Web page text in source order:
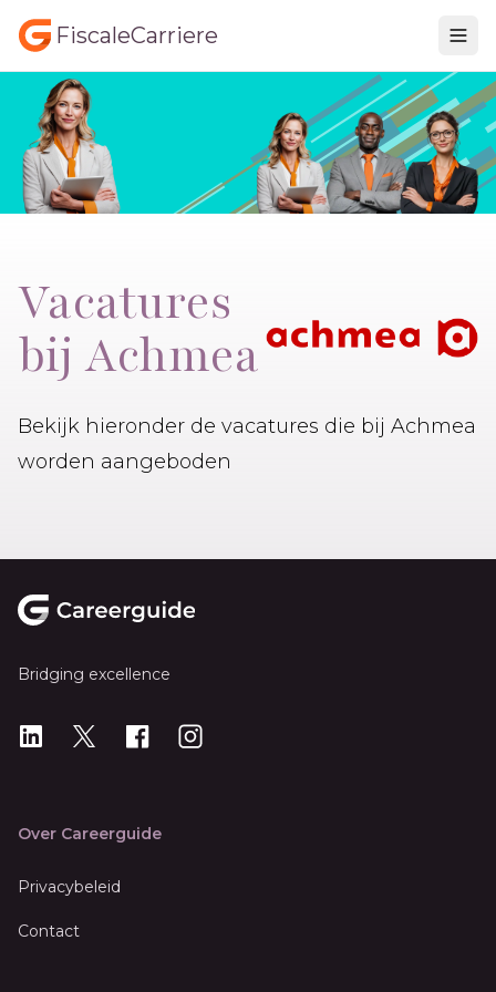
FiscaleCarriere
Vacatures
bij Achmea
Bekijk hieronder de vacatures die bij Achmea
worden aangeboden
Bridging excellence
LinkedIn
X Instagram
Over Careerguide
Privacybeleid
Contact